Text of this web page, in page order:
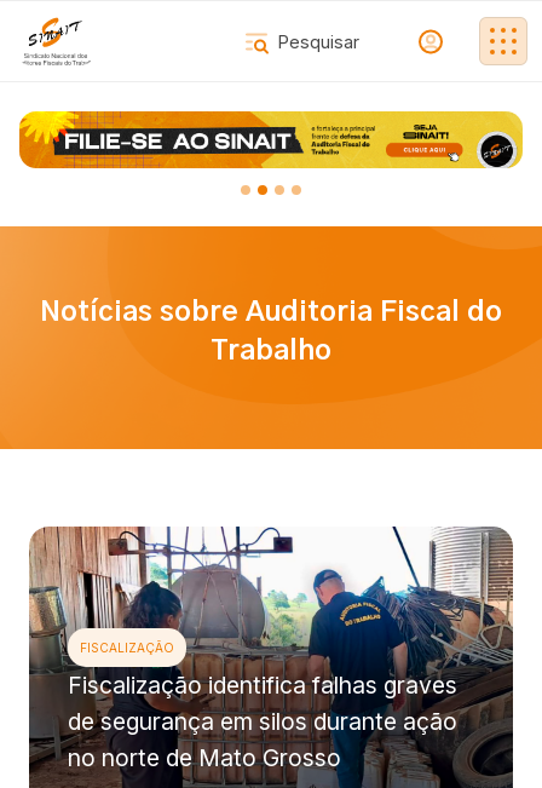
Notícias sobre Auditoria Fiscal do
Trabalho
FISCALIZAÇÃO
Fiscalização identifica falhas graves
de segurança em silos durante ação
no norte de Mato Grosso